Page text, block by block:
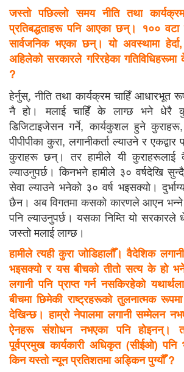
जस्तो पछिल्लो समय नीति तथा
प्रतिबद्धताहरू पनि आएका छन्। १००
सार्वजनिक भएका छन्। यो अवस्थामा
अहिलेको सरकारले गरिरहेका गतिविधिहरूमा
?
हेर्नुस्, नीति तथा कार्यक्रम चाहिँ आधारभूत
नै हो। मलाई चाहिँ के लाग्छ भने धेरै
डिजिटाइजेसन गर्ने, कार्यकुशल हुने कुराहरू,
पीपीपीका कुरा, लगानीकर्ता ल्याउने र
कुराहरू छन्। तर हामीले यी कुराहरूलाई
ल्याउनुपर्छ। किनभने हामीले ३० वर्षदेखि
सेवा ल्याउने भनेको ३० वर्ष भइसक्यो।
छैन। अब विगतमा कसको कारणले आएन भन्ने
पनि ल्याउनुपर्छ। यसका निम्ति यो
जस्तो मलाई लाग्छ।
हामीले त्यही कुरा जोडिहालौँ। वैदेशिक
भइसक्यो र यस बीचको तीतो सत्य के हो
लगानी पनि प्राप्त गर्न नसकिरहेको
बीचमा छिमेकी राष्ट्रहरूको तुलनात्मक
देखिन्छ। हाम्रो नेपालमा लगानी सम्मेलन
ऐनहरू संशोधन नभएका पनि होइनन्।
पूर्वप्रमुख कार्यकारी अधिकृत (सीईओ) पनि
किन यस्तो न्यून प्रतिशतमा अड्किन पुग्यौँ ?